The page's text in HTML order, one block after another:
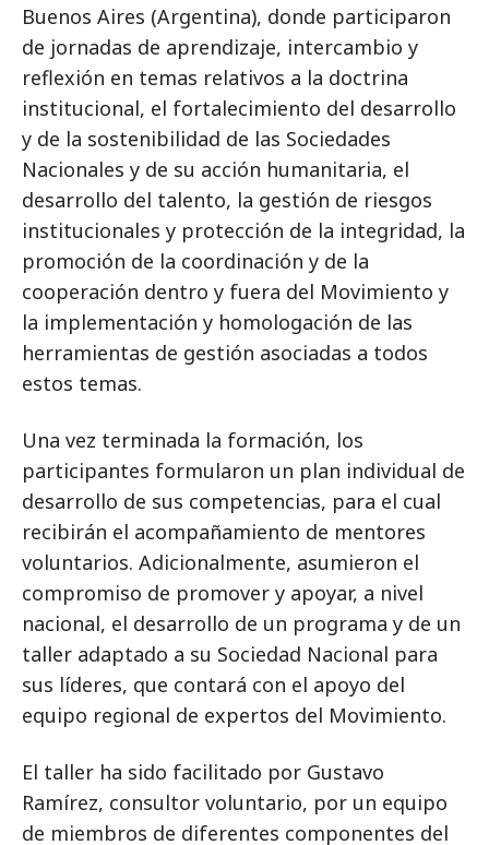
Buenos Aires (Argentina), donde participaron
de jornadas de aprendizaje, intercambio y
reflexión en temas relativos a la doctrina
institucional, el fortalecimiento del desarrollo
y de la sostenibilidad de las Sociedades
Nacionales y de su acción humanitaria, el
desarrollo del talento, la gestión de riesgos
institucionales y protección de la integridad, la
promoción de la coordinación y de la
cooperación dentro y fuera del Movimiento y
la implementación y homologación de las
herramientas de gestión asociadas a todos
estos temas.
Una vez terminada la formación, los
participantes formularon un plan individual de
desarrollo de sus competencias, para el cual
recibirán el acompañamiento de mentores
voluntarios. Adicionalmente, asumieron el
compromiso de promover y apoyar, a nivel
nacional, el desarrollo de un programa y de un
taller adaptado a su Sociedad Nacional para
sus líderes, que contará con el apoyo del
equipo regional de expertos del Movimiento.
El taller ha sido facilitado por Gustavo
Ramírez, consultor voluntario, por un equipo
de miembros de diferentes componentes del